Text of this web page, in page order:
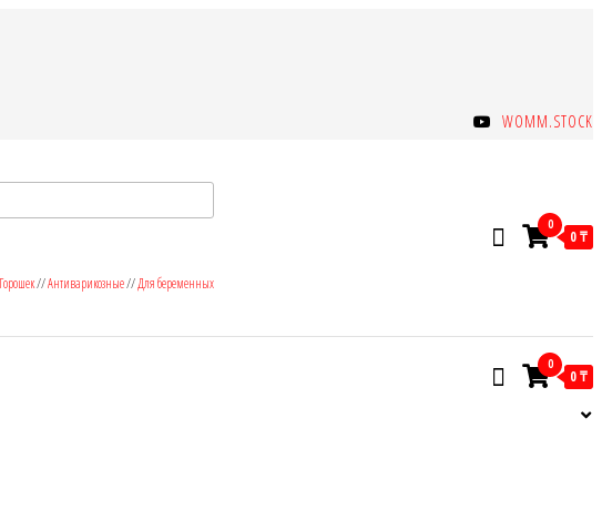
WOMM.STOCK
Горошек//Антиварикозные//Для беременных
0
0 ₸
0
0 ₸